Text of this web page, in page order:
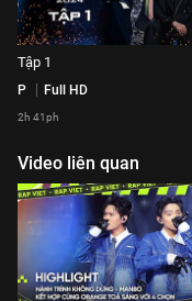
Tập 1
P Full HD
2h 41ph
Video liên quan